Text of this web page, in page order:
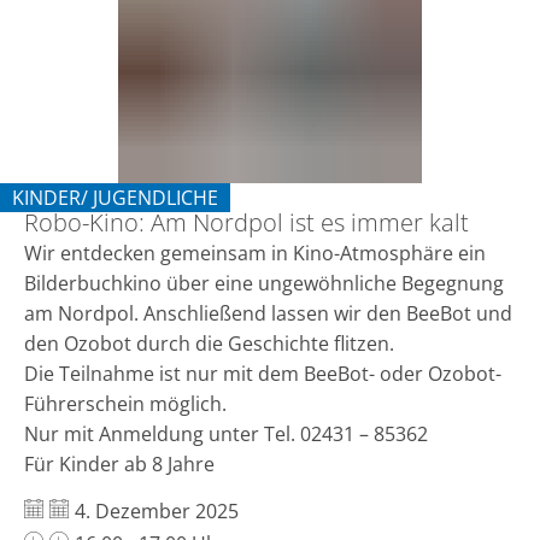
kalt
KINDER/ JUGENDLICHE
KATEGORIE: KINDER/ JUGENDLICHE
Robo-Kino: Am Nordpol ist es immer kalt
Wir entdecken gemeinsam in Kino-Atmosphäre ein
Bilderbuchkino über eine ungewöhnliche Begegnung
am Nordpol. Anschließend lassen wir den BeeBot und
den Ozobot durch die Geschichte flitzen.
Die Teilnahme ist nur mit dem BeeBot- oder Ozobot-
Führerschein möglich.
Nur mit Anmeldung unter Tel. 02431 – 85362
Für Kinder ab 8 Jahre
Datum:
4. Dezember 2025